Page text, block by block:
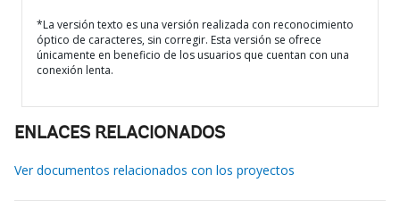
*La versión texto es una versión realizada con reconocimiento
óptico de caracteres, sin corregir. Esta versión se ofrece
únicamente en beneficio de los usuarios que cuentan con una
conexión lenta.
ENLACES RELACIONADOS
Ver documentos relacionados con los proyectos